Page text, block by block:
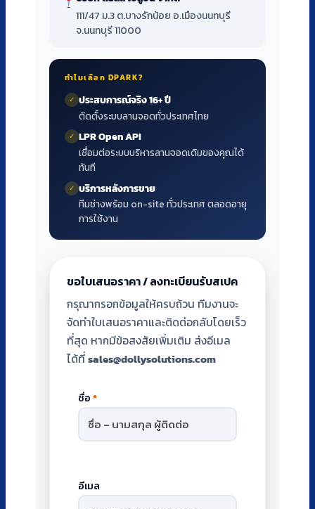
111/47 ม.3 ต.บางรักน้อย อ.เมืองนนทบุรี
จ.นนทบุรี 11000
ทำไมเลือก DPARK?
✓ ประสบการณ์จริง 16+ ปี
ติดตั้งระบบลานจอดทั่วประเทศไทย
✓ LPR Open API
เชื่อมต่อระบบบริหารลานจอดเดิมของคุณได้
ทันที
✓ บริการหลังการขาย
ทีมช่างพร้อม on-site ทั่วประเทศ ตลอดอายุ
การใช้งาน
ขอใบเสนอราคา / ลงทะเบียนรับสเปค
กรุณากรอกข้อมูลให้ครบถ้วน ทีมงานจะ
จัดทำใบเสนอราคาและติดต่อกลับโดยเร็ว
ที่สุด หากมีข้อสงสัยเพิ่มเติม ส่งอีเมล
ได้ที่sales@dollysolutions.com
ชื่อ*
อีเมล